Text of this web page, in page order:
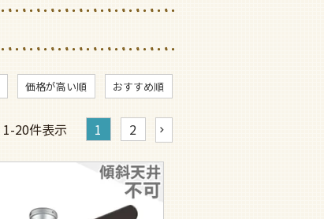
価格が高い順 おすすめ順
1-20件表示 1 2